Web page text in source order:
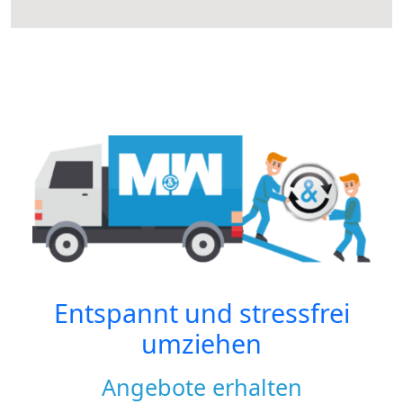
Entspannt und stressfrei
umziehen
Angebote erhalten